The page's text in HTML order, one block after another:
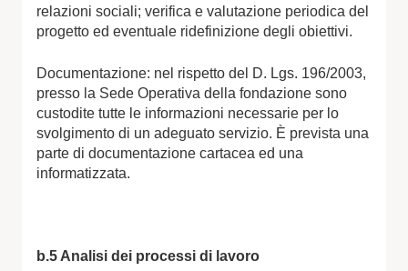
relazioni sociali; verifica e valutazione periodica del
progetto ed eventuale ridefinizione degli obiettivi.
Documentazione: nel rispetto del D. Lgs. 196/2003,
presso la Sede Operativa della fondazione sono
custodite tutte le informazioni necessarie per lo
svolgimento di un adeguato servizio. È prevista una
parte di documentazione cartacea ed una
informatizzata.
b.5 Analisi dei processi di lavoro